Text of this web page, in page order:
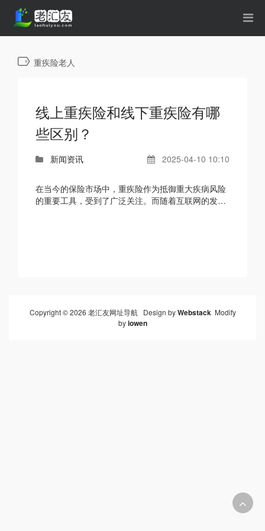
重疾险老人
线上重疾险和线下重疾险有哪
些区别？
新闻资讯 2025-04-10 10:10
在当今的保险市场中，重疾险作为抵御重大疾病风险
的重要工具，受到了广泛关注。而随着互联网的发
Copyright © 2026 老汇友网址导航 Design byWebstack Modify
byiowen